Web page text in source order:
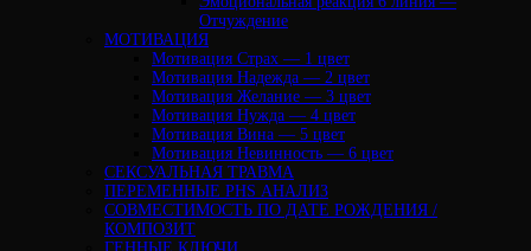
Отчуждение
МОТИВАЦИЯ
Мотивация Страх — 1 цвет
Мотивация Надежда — 2 цвет
Мотивация Желание — 3 цвет
Мотивация Нужда — 4 цвет
Мотивация Вина — 5 цвет
Мотивация Невинность — 6 цвет
СЕКСУАЛЬНАЯ ТРАВМА
ПЕРЕМЕННЫЕ PHS АНАЛИЗ
CОВМЕСТИМОСТЬ ПО ДАТЕ РОЖДЕНИЯ /
КОМПОЗИТ